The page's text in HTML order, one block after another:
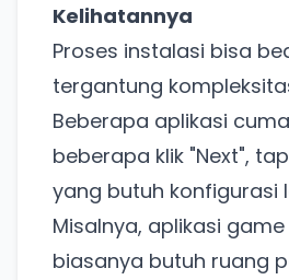
Kelihatannya
Proses instalasi bisa
tergantung
Beberapa aplikasi
beberapa klik "Next",
yang butuh konfigurasi
Misalnya, aplikasi
biasanya butuh ruang